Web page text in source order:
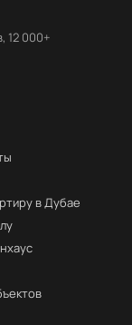
12 000+
в Дубае